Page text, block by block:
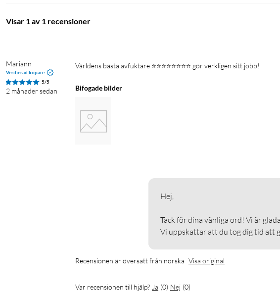
Visar 1 av 1 recensioner
Mariann
Verifierad köpare
5/5
2 månader sedan
Världens bästa avfuktare ⭐️⭐️⭐️⭐️⭐️⭐️⭐️⭐️ gör verkligen sitt jobb!
Bifogade bilder
Hej,
Tack för dina vänliga ord! Vi är
Vi uppskattar att du tog dig tid att
Recensionen är översatt från norska Visa original
Var recensionen till hjälp? Ja (0) Nej (0)